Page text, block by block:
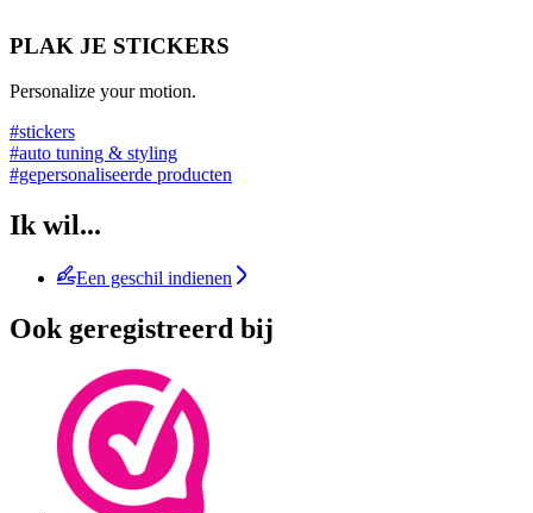
PLAK JE STICKERS
Personalize your motion.
#stickers
#auto tuning & styling
#gepersonaliseerde producten
Ik wil...
Een geschil indienen
Ook geregistreerd bij